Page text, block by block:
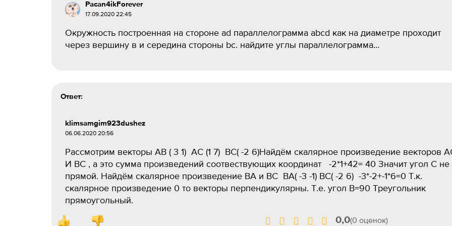
Pacan4ikForever
17.09.2020 22:45
Окружность построенная на стороне ad параллелограмма abcd как на диаметре проходит
через вершину в и середина стороны bc. найдите углы параллелограмма...
Ответ:
klimsamgim923dushez
06.06.2020 20:56
Рассмотрим векторы АВ ( 3 1) АС (1 7) ВС( -2 6)Найдём скалярное произведение векторов
И ВС , а это сумма произведений соотвествующих координат -2*1+42= 40 Значит угол С не
прямой. Найдём скалярное произведение ВА и ВС ВА( -3 -1) ВС( -2 6) -3*-2+-1*6=0 Т.к.
скалярное произведение 0 то векторы перпендикулярны. Т.е. угол В=90 Треугольник
прямоугольный.
0,0(0 оценок)